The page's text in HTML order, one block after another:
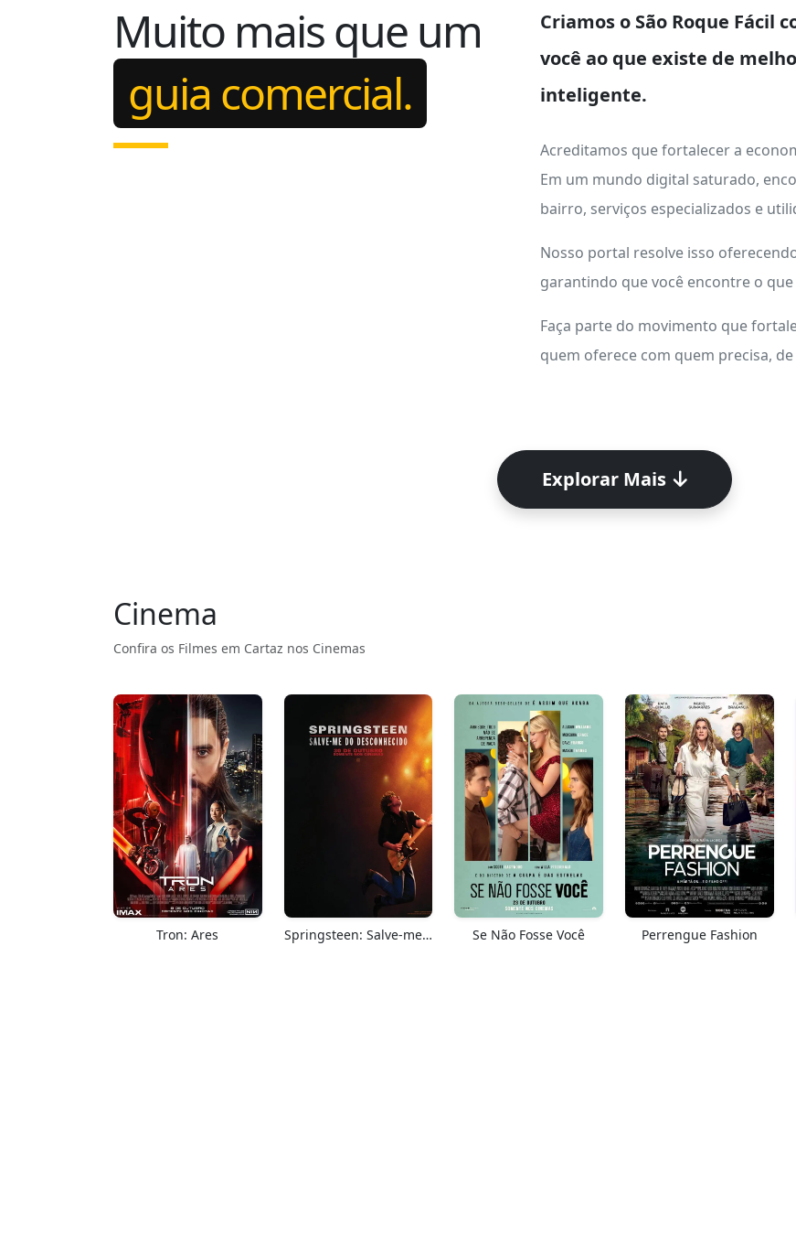
Muito mais que um
guia comercial.
Criamos o São Roque Fácil
você ao que existe de
inteligente.
Acreditamos que fortalecer a
Em um mundo digital saturado,
bairro, serviços especializados e
Nosso portal resolve isso
garantindo que você encontre o
Faça parte do movimento que
quem oferece com quem precisa,
Explorar Mais
Cinema
Confira os Filmes em Cartaz nos Cinemas
Tron: Ares Springsteen: Salve-me Do Desconhecido Se Não Fosse Você Perrengue Fashion